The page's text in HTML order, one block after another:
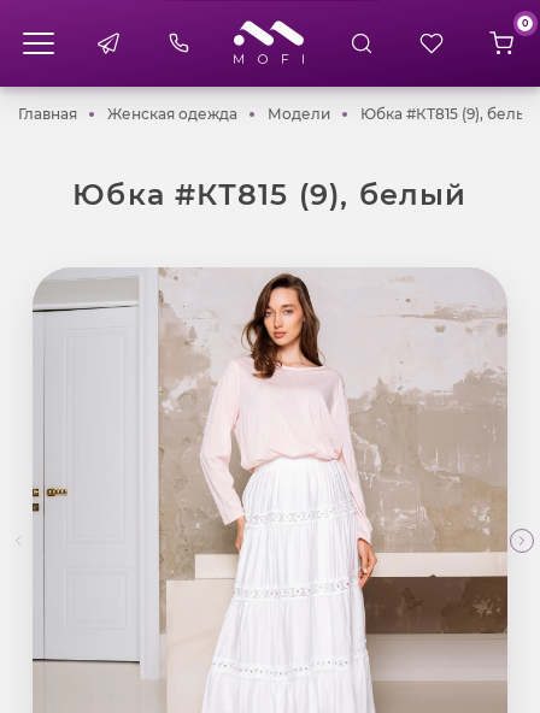
0
ГлавнаяГлавнаяЖенская одежда Женская одежда
МоделиМоделиЮбка #КТ815 (9), белый
Юбка #КТ815 (9), белый